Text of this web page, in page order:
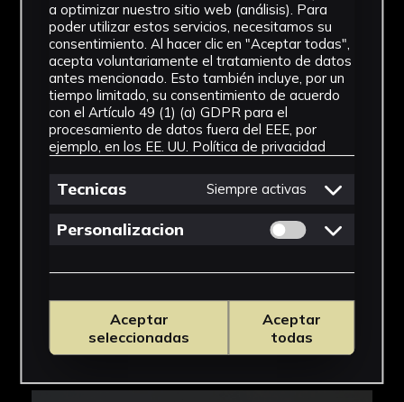
a optimizar nuestro sitio web (análisis). Para
poder utilizar estos servicios, necesitamos su
consentimiento. Al hacer clic en "Aceptar todas",
acepta voluntariamente el tratamiento de datos
antes mencionado. Esto también incluye, por un
tiempo limitado, su consentimiento de acuerdo
con el Artículo 49 (1) (a) GDPR para el
procesamiento de datos fuera del EEE, por
ejemplo, en los EE. UU. Política de privacidad
Tecnicas Siempre activas
Personalizacion Permitir cookies
Aceptar
seleccionadas
Aceptar
todas